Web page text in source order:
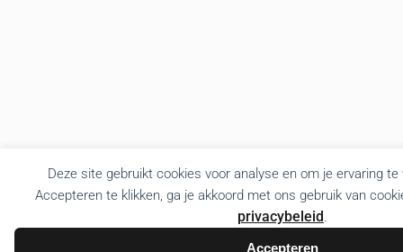
Deze site gebruikt cookies voor analyse en om je ervaring
Accepteren te klikken, ga je akkoord met ons gebruik van
privacybeleid.
Accepteren